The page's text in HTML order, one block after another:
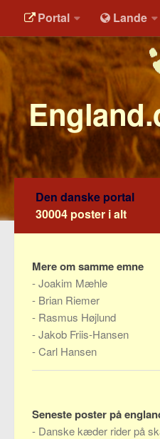
Portal Lande
Den danske portal
30004 poster i alt
Mere om samme emne
-Joakim Mæhle
- Brian Riemer
- Rasmus Højlund
-Jakob Friis-Hansen
-Carl Hansen
Seneste poster på
- Danske kæder rider på